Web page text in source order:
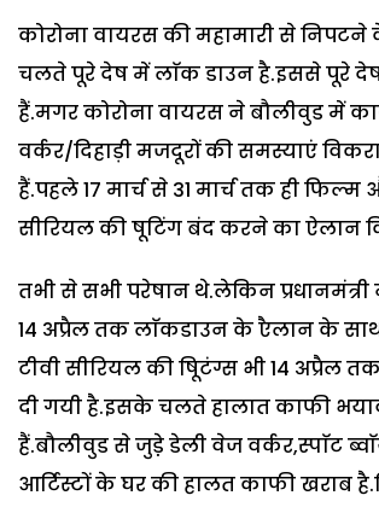
कोरोना वायरस की महामारी से
चलते पूरे देष में लाॅक डाउन है.इससे पूरे
हैं.मगर कोरोना वायरस ने बौलीवुड में
वर्कर/दिहाड़ी मजदूरों की समस्याएं
हैं.पहले 17 मार्च से 31 मार्च तक ही फिल्म
सीरियल की षूटिंग बंद करने का ऐलान
तभी से सभी परेषान थे.लेकिन प्रधानमंत्री
14 अप्रैल तक लाॅकडाउन के एैलान के
टीवी सीरियल की षूिटंग्स भी 14 अप्रैल
दी गयी है.इसके चलते हालात काफी
हैं.बौलीवुड से जुडे़ डेली वेज वर्कर,स्पाॅट
आर्टिस्टों के घर की हालत काफी खराब